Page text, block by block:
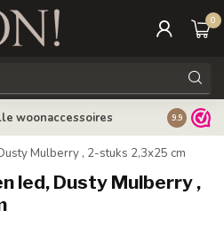
0
woonaccessoires 9.9
Mulberry , 2-stuks 2,3x25 cm
led, Dusty Mulberry ,